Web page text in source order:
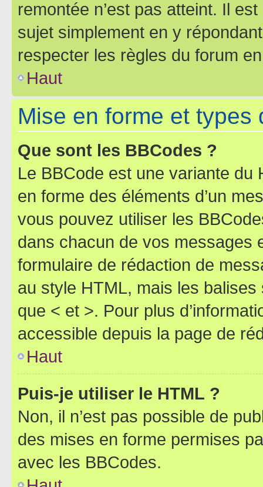
remontée n’est pas atteint. Il
sujet simplement en y
respecter les règles du forum
Haut
Mise en forme et types
Que sont les BBCodes ?
Le BBCode est une variante du
en forme des éléments d’un
vous pouvez utiliser les
dans chacun de vos messages
formulaire de rédaction de
au style HTML, mais les
que < et >. Pour plus
accessible depuis la page de
Haut
Puis-je utiliser le HTML ?
Non, il n’est pas possible de
des mises en forme permises
avec les BBCodes.